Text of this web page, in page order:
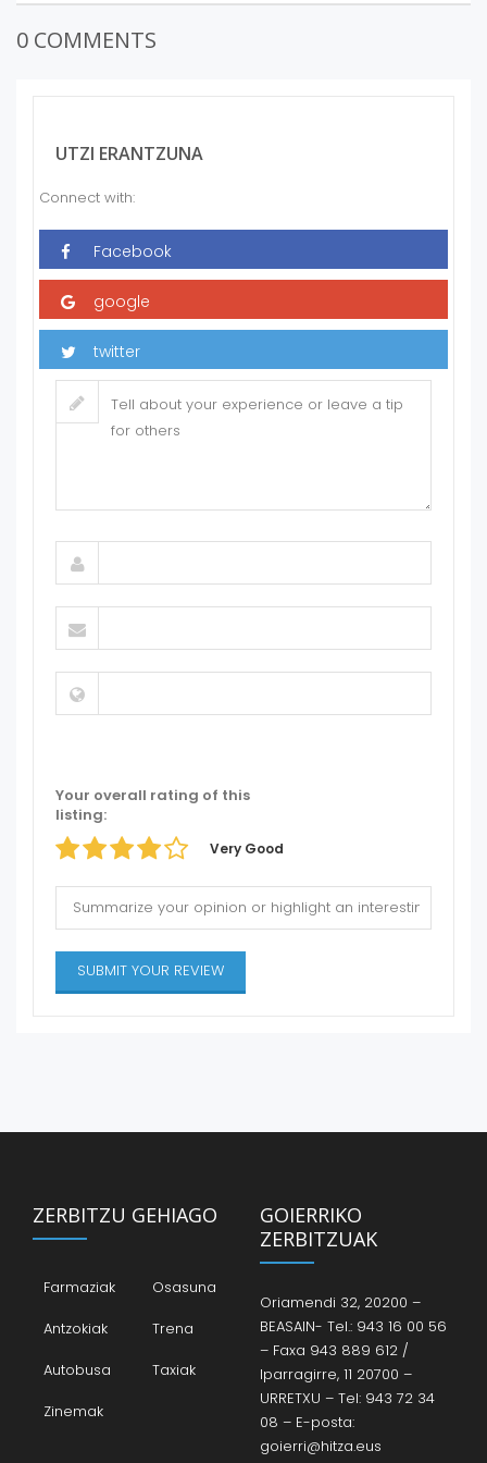
0 COMMENTS
UTZI ERANTZUNA
Connect with:
Your overall rating of this
listing:
Very Good
ZERBITZU GEHIAGO
Farmaziak
Osasuna
Antzokiak
Trena
Autobusa
Taxiak
Zinemak
GOIERRIKO
ZERBITZUAK
Oriamendi 32, 20200 –
BEASAIN- Tel.: 943 16 00 56
– Faxa 943 889 612 /
Iparragirre, 11 20700 –
URRETXU – Tel: 943 72 34
08 – E-posta:
goierri@hitza.eus